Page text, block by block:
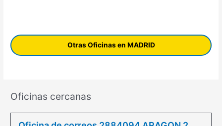
Otras Oficinas en MADRID
Oficinas cercanas